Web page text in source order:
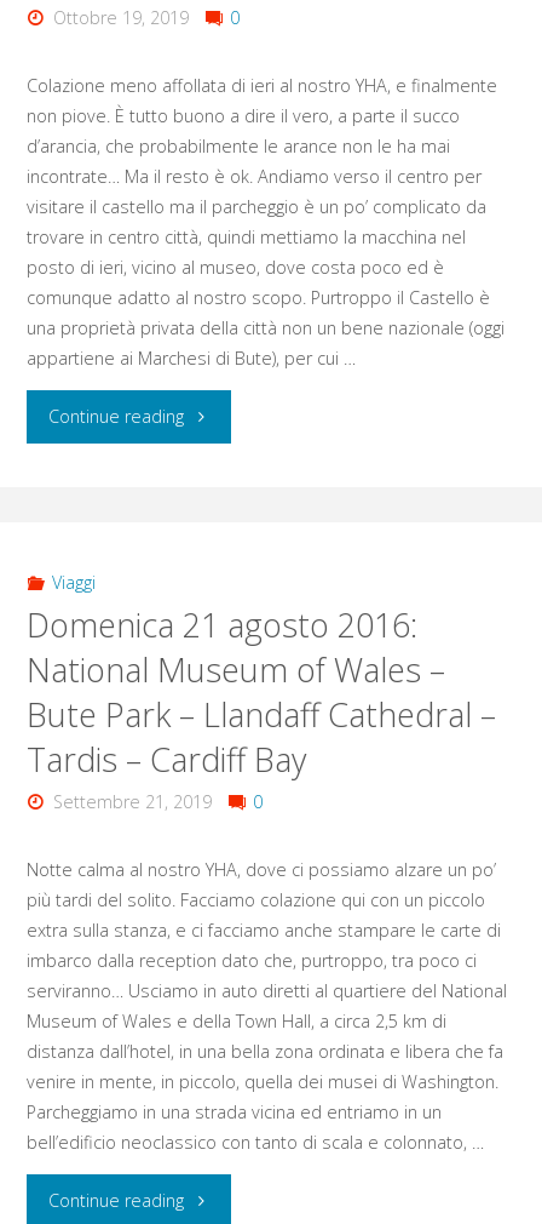
–
Reading
–
Pisa"
Ottobre 19, 2019 0
Colazione meno affollata di ieri al nostro YHA, e finalmente
non piove. È tutto buono a dire il vero, a parte il succo
d’arancia, che probabilmente le arance non le ha mai
incontrate… Ma il resto è ok. Andiamo verso il centro per
visitare il castello ma il parcheggio è un po’ complicato da
trovare in centro città, quindi mettiamo la macchina nel
posto di ieri, vicino al museo, dove costa poco ed è
comunque adatto al nostro scopo. Purtroppo il Castello è
una proprietà privata della città non un bene nazionale (oggi
appartiene ai Marchesi di Bute), per cui …
Continue reading"Lunedì
Cardiff
Castle
–
city
–
St
John’s
Church
–
Senedd
–
Viaggi
Domenica 21 agosto 2016:
National Museum of Wales –
Bute Park – Llandaff Cathedral –
Tardis – Cardiff Bay
Settembre 21, 2019 0
Notte calma al nostro YHA, dove ci possiamo alzare un po’
più tardi del solito. Facciamo colazione qui con un piccolo
extra sulla stanza, e ci facciamo anche stampare le carte di
imbarco dalla reception dato che, purtroppo, tra poco ci
serviranno… Usciamo in auto diretti al quartiere del National
Museum of Wales e della Town Hall, a circa 2,5 km di
distanza dall’hotel, in una bella zona ordinata e libera che fa
venire in mente, in piccolo, quella dei musei di Washington.
Parcheggiamo in una strada vicina ed entriamo in un
bell’edificio neoclassico con tanto di scala e colonnato, …
Continue reading"Domenica